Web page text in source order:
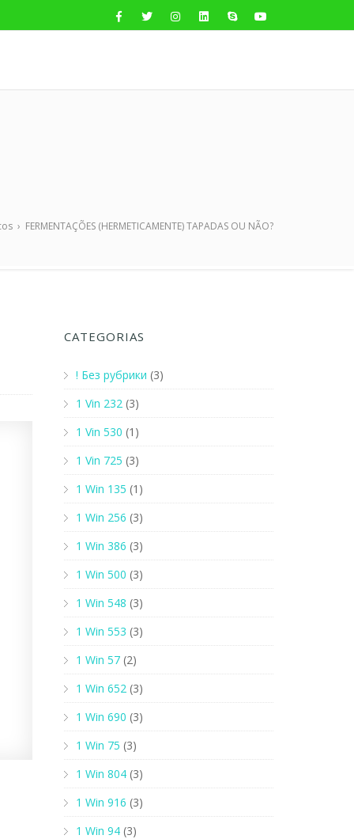
› FERMENTAÇÕES (HERMETICAMENTE) TAPADAS OU NÃO?
CATEGORIAS
! Без рубрики (3)
1 Vin 232 (3)
1 Vin 530 (1)
1 Vin 725 (3)
1 Win 135 (1)
1 Win 256 (3)
1 Win 386 (3)
1 Win 500 (3)
1 Win 548 (3)
1 Win 553 (3)
1 Win 57 (2)
1 Win 652 (3)
1 Win 690 (3)
1 Win 75 (3)
1 Win 804 (3)
1 Win 916 (3)
1 Win 94 (3)